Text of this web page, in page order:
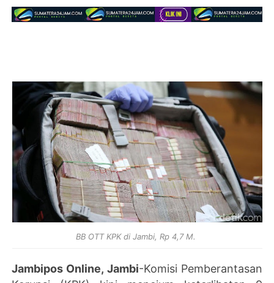
BB OTT KPK di Jambi, Rp 4,7 M.
Jambipos Online, Jambi-Komisi Pemberantasan